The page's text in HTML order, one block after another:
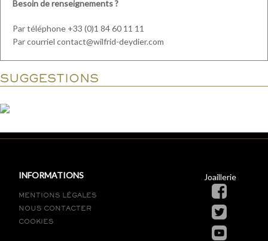
Besoin de renseignements ?
Par téléphone +33 (0)1 84 60 11 11
Par courriel contact@wilfrid-deydier.com
SUGGESTIONS
INFORMATIONS
MENTIONS LÉGALES
NOUS CONTACTER
COOKIES
Joaillerie